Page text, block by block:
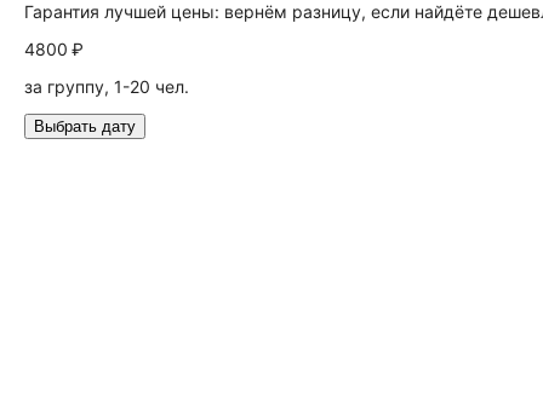
Гарантия лучшей цены: вернём разницу, если найдёте
4800 ₽
за группу, 1-20 чел.
Выбрать дату